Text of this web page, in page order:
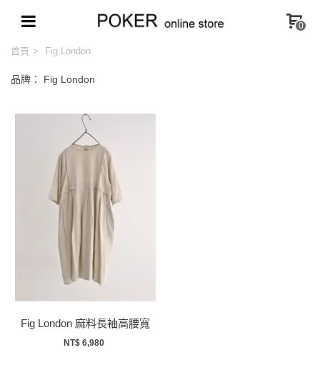
0
首頁 > Fig London
品牌： Fig London
Fig London 麻料長袖高腰寬
活褶洋裝
NT$ 6,980